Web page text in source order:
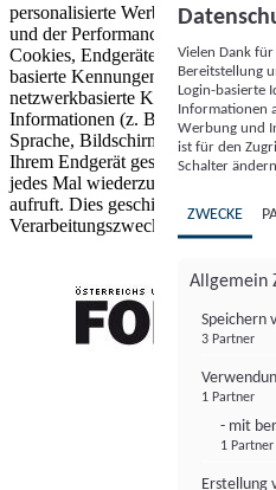
personalisierte Werbung und
und der Performance von Inhalten
Cookies, Endgeräte- oder
basierte Kennungen, zufällig
netzwerkbasierte Kennungen)
Informationen (z. B. Browsertyp
Sprache, Bildschirmgröße,
Ihrem Endgerät gespeichert oder
jedes Mal wiederzuerkennen, wenn
aufruft. Dies geschieht für einen
Verarbeitungszwecke.
Vielen Dank
Bereitstellung
Login-basierte
Informationen
Werbung und
ist für den
Schalter
ZWECKE
Allgemein
Speichern
3 Partner
1 Partner
- mit
1 Partner
Erstellung
FONDS professionell